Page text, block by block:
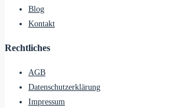
Blog
Kontakt
Rechtliches
AGB
Datenschutzerklärung
Impressum